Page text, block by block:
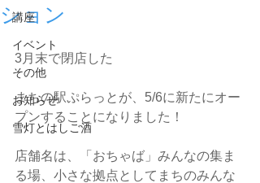
講座
イベント
その他
お知らせ
雪灯とはしご酒
ション
3月末で閉店した
まちの駅ぷらっとが、5/6に新たにオー
プンすることになりました！
店舗名は、「おちゃば」みんなの集ま
る場、小さな拠点としてまちのみんな